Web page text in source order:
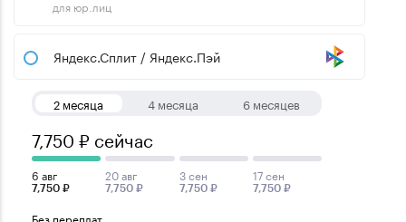
для юр.лиц
Яндекс.Сплит / Яндекс.Пэй
2 месяца 4 месяца 6 месяцев
7,750 ₽ сейчас
6 авг
7,750 ₽
20 авг
7,750 ₽
3 сен
7,750 ₽
17 сен
7,750 ₽
Без переплат